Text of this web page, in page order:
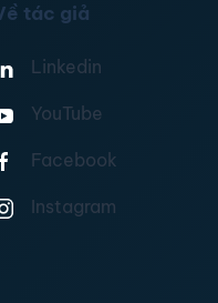
tác giả
Linkedin
YouTube
Facebook
Instagram